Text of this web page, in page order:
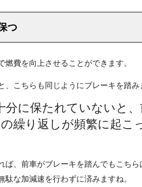
つ
費を向上させることができます。
、こちらも同じようにブレーキを踏み
分に保たれていないと
繰り返しが頻繁に起こ
ば、前車がブレーキを踏んでもこち
駄な加減速を行わずに済みますね。